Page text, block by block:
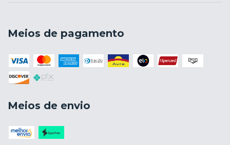
Meios de pagamento
Meios de envio